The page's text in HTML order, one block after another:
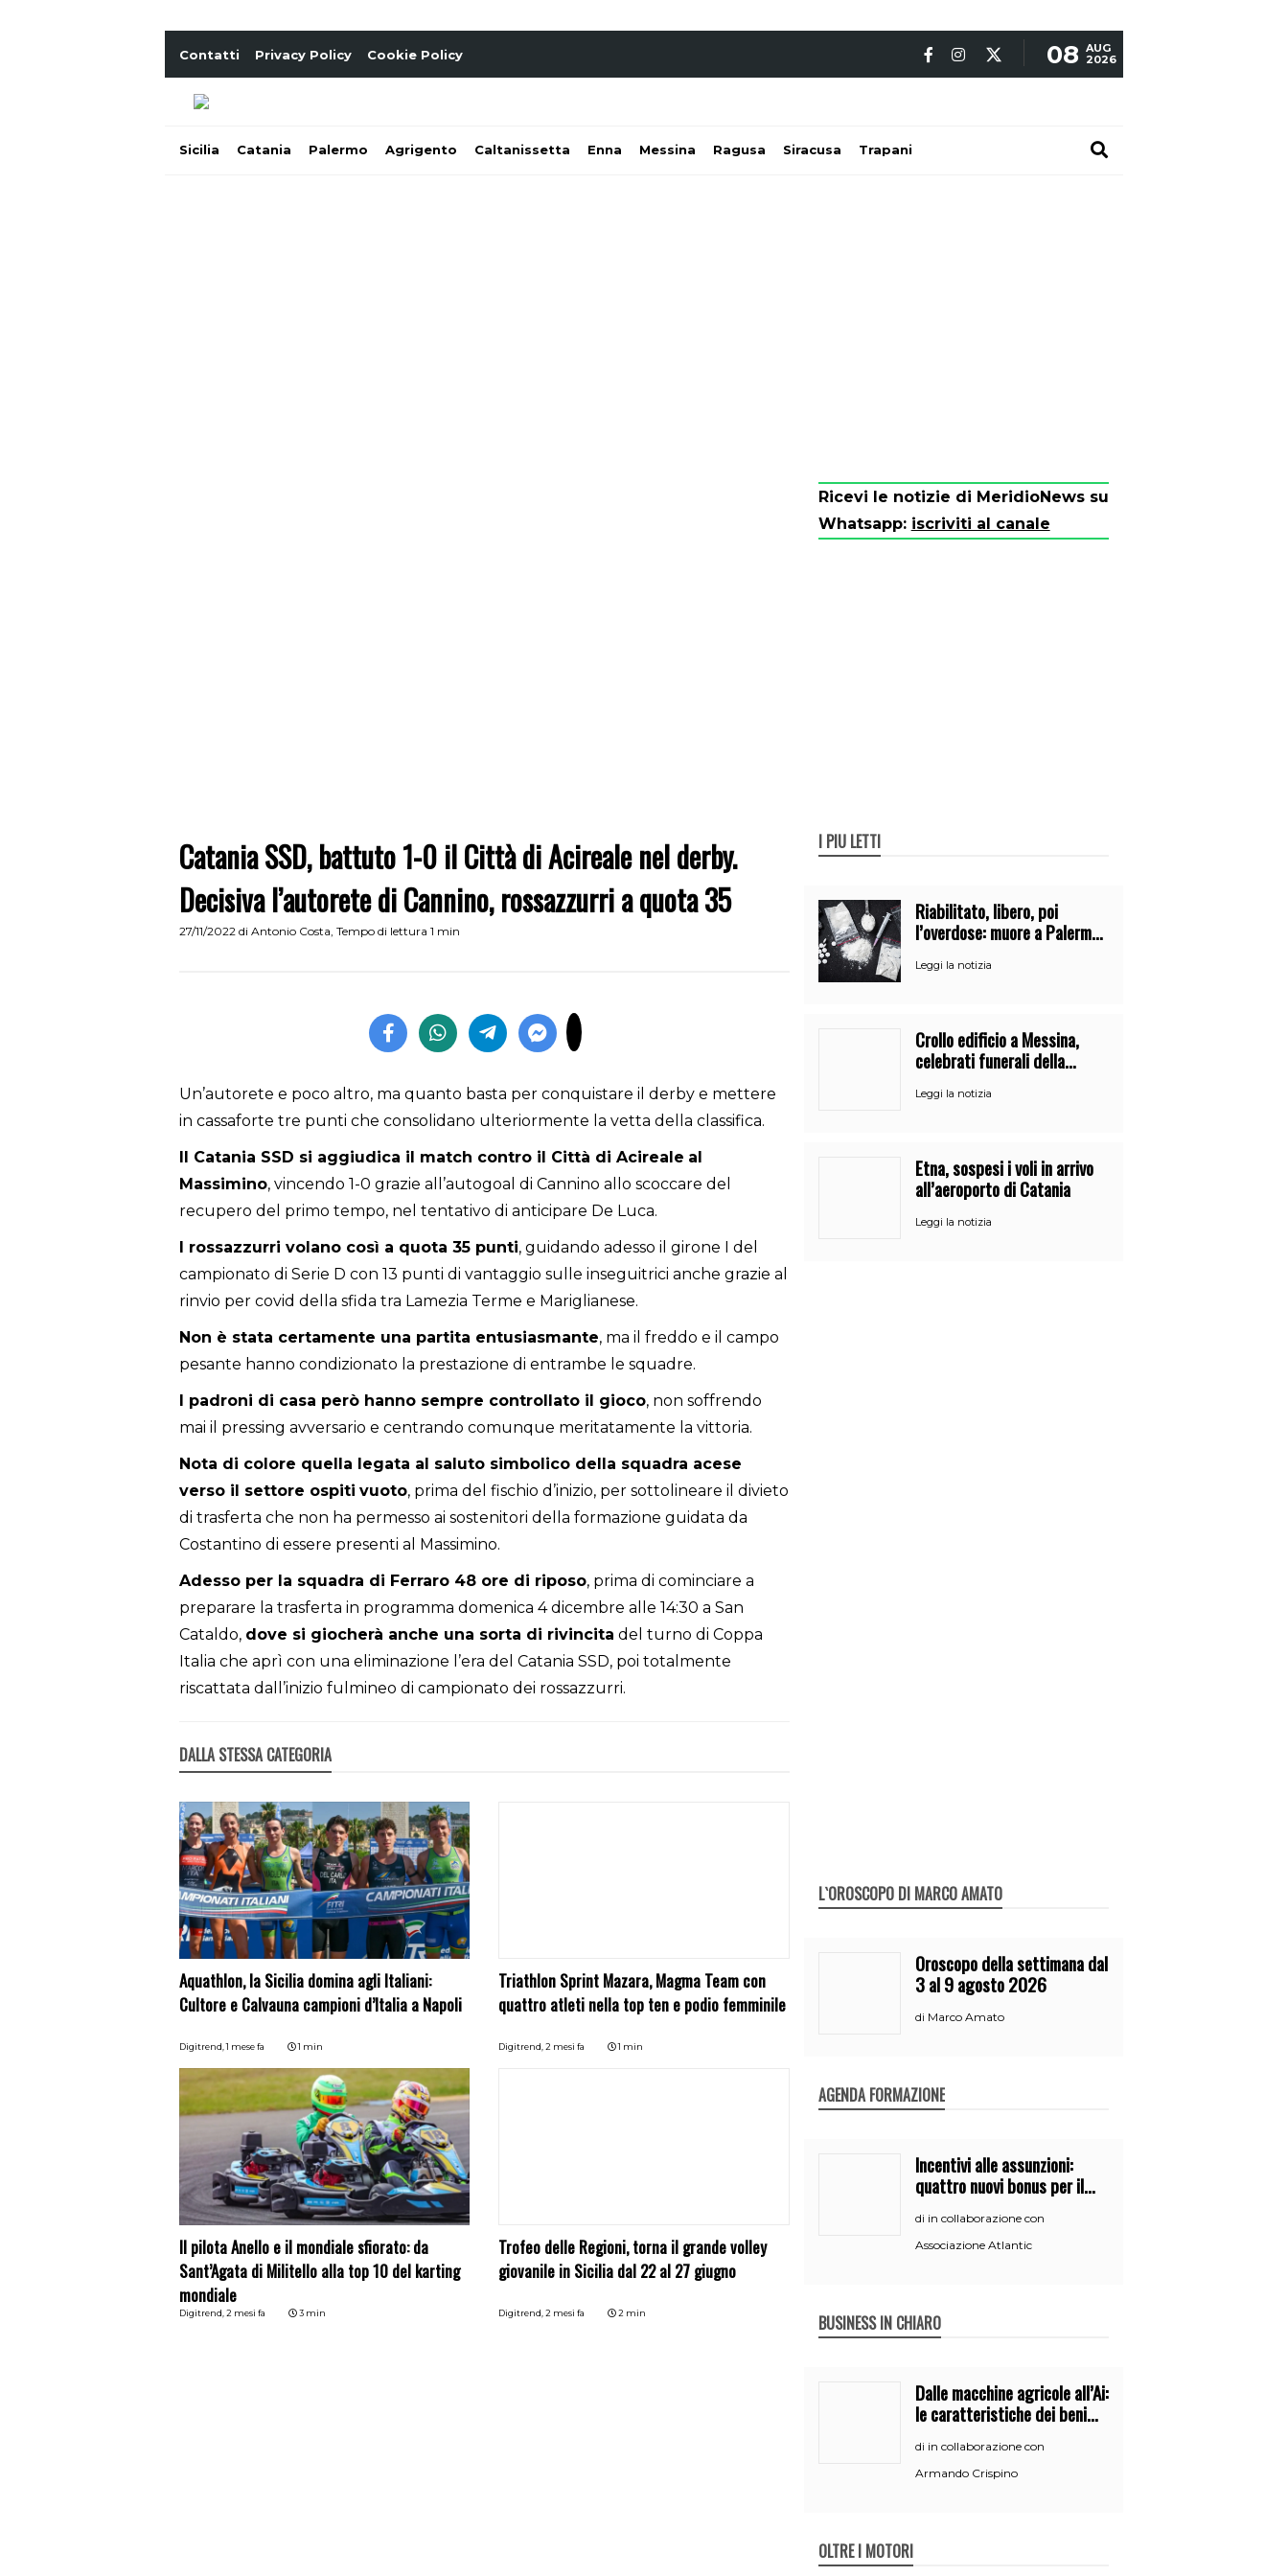
Contatti Privacy Policy Cookie Policy 08 AUG
2026
Sicilia Catania Palermo Agrigento Caltanissetta Enna Messina Ragusa Siracusa Trapani
Catania SSD, battuto 1-0 il Città di Acireale nel derby.
Decisiva l’autorete di Cannino, rossazzurri a quota 35
27/11/2022 di Antonio Costa, Tempo di lettura 1 min
Un’autorete e poco altro, ma quanto basta per conquistare il derby e mettere
in cassaforte tre punti che consolidano ulteriormente la vetta della classifica.
Il Catania SSD si aggiudica il match contro il Città di Acireale al
Massimino, vincendo 1-0 grazie all’autogoal di Cannino allo scoccare del
recupero del primo tempo, nel tentativo di anticipare De Luca.
I rossazzurri volano così a quota 35 punti, guidando adesso il girone I del
campionato di Serie D con 13 punti di vantaggio sulle inseguitrici anche grazie al
rinvio per covid della sfida tra Lamezia Terme e Mariglianese.
Non è stata certamente una partita entusiasmante, ma il freddo e il campo
pesante hanno condizionato la prestazione di entrambe le squadre.
I padroni di casa però hanno sempre controllato il gioco, non soffrendo
mai il pressing avversario e centrando comunque meritatamente la vittoria.
Nota di colore quella legata al saluto simbolico della squadra acese
verso il settore ospiti vuoto, prima del fischio d’inizio, per sottolineare il divieto
di trasferta che non ha permesso ai sostenitori della formazione guidata da
Costantino di essere presenti al Massimino.
Adesso per la squadra di Ferraro 48 ore di riposo, prima di cominciare a
preparare la trasferta in programma domenica 4 dicembre alle 14:30 a San
Cataldo, dove si giocherà anche una sorta di rivincita del turno di Coppa
Italia che aprì con una eliminazione l’era del Catania SSD, poi totalmente
riscattata dall’inizio fulmineo di campionato dei rossazzurri.
DALLA STESSA CATEGORIA
Aquathlon, la Sicilia domina agli Italiani:
Cultore e Calvauna campioni d’Italia a Napoli
Digitrend,1 mese fa 1 min
Triathlon Sprint Mazara, Magma Team con
quattro atleti nella top ten e podio femminile
Digitrend,2 mesi fa 1 min
Il pilota Anello e il mondiale sfiorato: da
Sant’Agata di Militello alla top 10 del karting
mondiale
Digitrend, 2 mesi fa 3 min
Trofeo delle Regioni, torna il grande volley
giovanile in Sicilia dal 22 al 27 giugno
Digitrend,2 mesi fa 2 min
Ricevi le notizie di MeridioNews su
Whatsapp: iscriviti al canale
I PIÙ LETTI
Riabilitato, libero, poi
l’overdose: muore a Palermo
comunità
Leggi la notizia
Crollo edificio a Messina,
celebrati funerali della
Leggi la notizia
Etna, sospesi i voli in arrivo
all’aeroporto di Catania
Leggi la notizia
L`OROSCOPO DI MARCO AMATO
Oroscopo della settimana dal
3 al 9 agosto 2026
di Marco Amato
AGENDA FORMAZIONE
Incentivi alle assunzioni:
quattro nuovi bonus per il
di in collaborazione con
Associazione Atlantic
BUSINESS IN CHIARO
Dalle macchine agricole all’Ai:
le caratteristiche dei beni
all’iperammortamento
di in collaborazione con
Armando Crispino
OLTRE I MOTORI